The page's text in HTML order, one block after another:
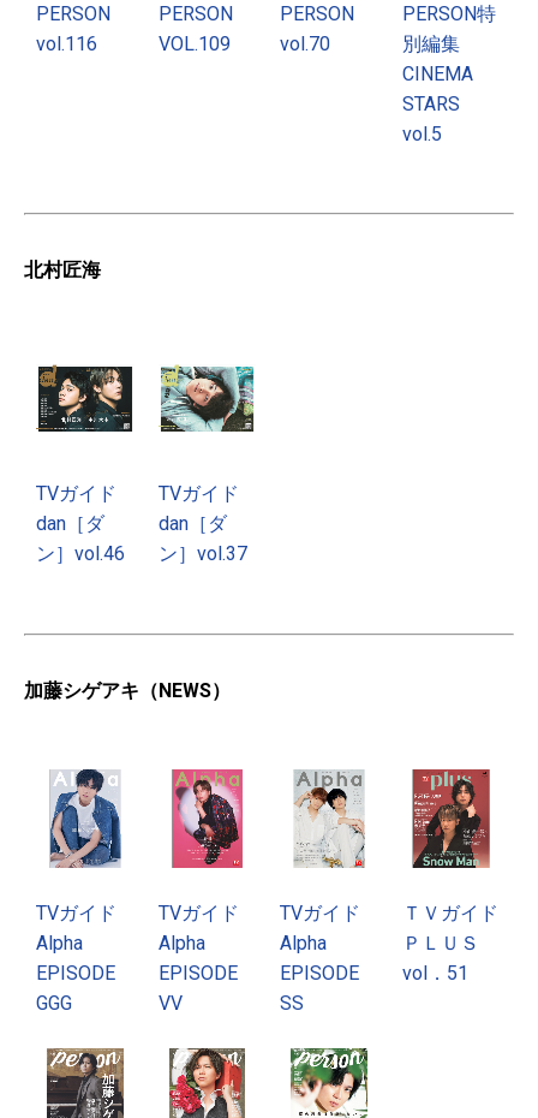
PERSON
vol.116
PERSON
VOL.109
PERSON
vol.70
PERSON特
別編集
CINEMA
STARS
vol.5
北村匠海
TVガイド
dan［ダ
ン］vol.46
TVガイド
dan［ダ
ン］vol.37
加藤シゲアキ（NEWS）
TVガイド
Alpha
EPISODE
GGG
TVガイド
Alpha
EPISODE
VV
TVガイド
Alpha
EPISODE
SS
ＴＶガイド
ＰＬＵＳ
vol．51